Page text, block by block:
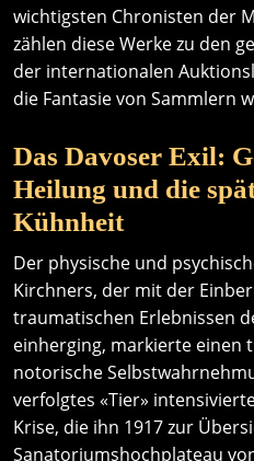
wichtigsten Chronisten der
zählen diese Werke zu den
der internationalen
die Fantasie von Sammlern
Das Davoser Exil:
Heilung und die
Kühnheit
Der physische und
Kirchners, der mit der
traumatischen Erlebnissen
einherging, markierte einen
notorische
verfolgtes «Tier»
Krise, die ihn 1917 zur
Sanatoriumshochplateau